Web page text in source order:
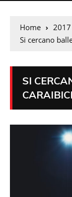
Home 2017
Si cercano
SI